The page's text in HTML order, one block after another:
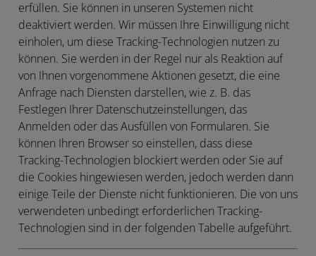
erfüllen. Sie können in unseren Systemen nicht
deaktiviert werden. Wir müssen Ihre Einwilligung nicht
einholen, um diese Tracking-Technologien nutzen zu
können. Sie werden in der Regel nur als Reaktion auf
von Ihnen vorgenommene Aktionen gesetzt, die eine
Anfrage nach Diensten darstellen, wie z. B. das
Festlegen Ihrer Datenschutzeinstellungen, das
Anmelden oder das Ausfüllen von Formularen. Sie
können Ihren Browser so einstellen, dass diese
Tracking-Technologien blockiert werden oder Sie auf
die Cookies hingewiesen werden, jedoch werden dann
einige Teile der Dienste nicht funktionieren. Die von uns
verwendeten unbedingt erforderlichen Tracking-
Technologien sind in der folgenden Tabelle aufgeführt.